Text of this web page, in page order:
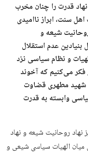
قدرت را چنان مخرب
سنت، ابراز ناامیدی
شیعه و
عدم استقلال
و نظام سیاسی نزد
می‌کنیم که آخوند
شهید مطهری قضاوت
وابسته به قدرت
نهاد روحانیت شیعه و نهاد
الهیات سیاسی شیعی و